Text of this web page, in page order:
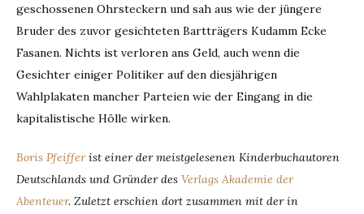
geschossenen Ohrsteckern und sah aus wie der jüngere
Bruder des zuvor gesichteten Bartträgers Kudamm Ecke
Fasanen. Nichts ist verloren ans Geld, auch wenn die
Gesichter einiger Politiker auf den diesjährigen
Wahlplakaten mancher Parteien wie der Eingang in die
kapitalistische Hölle wirken.
Boris Pfeifferist einer der meistgelesenen Kinderbuchautoren
Deutschlands und Gründer des Verlags Akademie der
Abenteuer. Zuletzt erschien dort zusammen mit der in